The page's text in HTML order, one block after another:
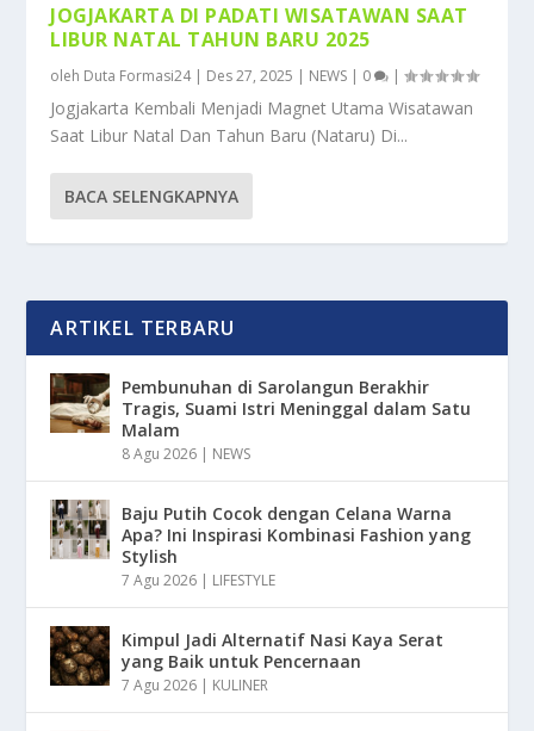
JOGJAKARTA DI PADATI WISATAWAN SAAT
LIBUR NATAL TAHUN BARU 2025
oleh Duta Formasi24| Des 27, 2025 | NEWS | 0 |
Jogjakarta Kembali Menjadi Magnet Utama Wisatawan
Saat Libur Natal Dan Tahun Baru (Nataru) Di...
BACA SELENGKAPNYA
ARTIKEL TERBARU
Pembunuhan di Sarolangun Berakhir
Tragis, Suami Istri Meninggal dalam Satu
Malam
8 Agu 2026 | NEWS
Baju Putih Cocok dengan Celana Warna
Apa? Ini Inspirasi Kombinasi Fashion yang
Stylish
7 Agu 2026 | LIFESTYLE
Kimpul Jadi Alternatif Nasi Kaya Serat
yang Baik untuk Pencernaan
7 Agu 2026 | KULINER